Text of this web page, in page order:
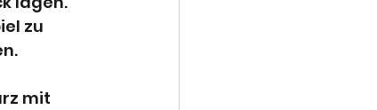
zu
mit